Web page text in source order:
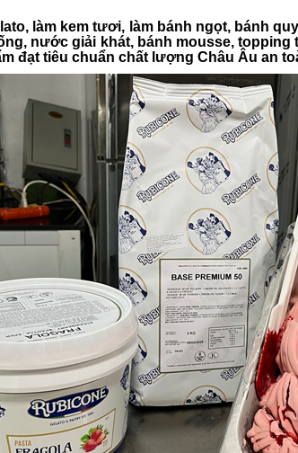
làm kem tươi, làm bánh ngọt, bánh
nước giải khát, bánh mousse,
đạt tiêu chuẩn chất lượng Châu Âu an